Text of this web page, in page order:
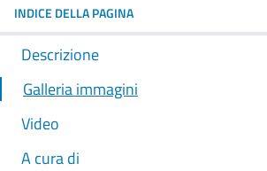
INDICE DELLA PAGINA
Descrizione
Galleria immagini
Video
A cura di